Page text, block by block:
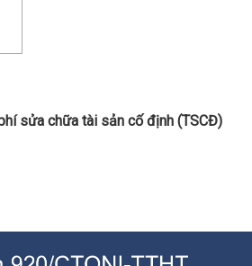
sửa chữa tài sản cố định (TSCĐ)